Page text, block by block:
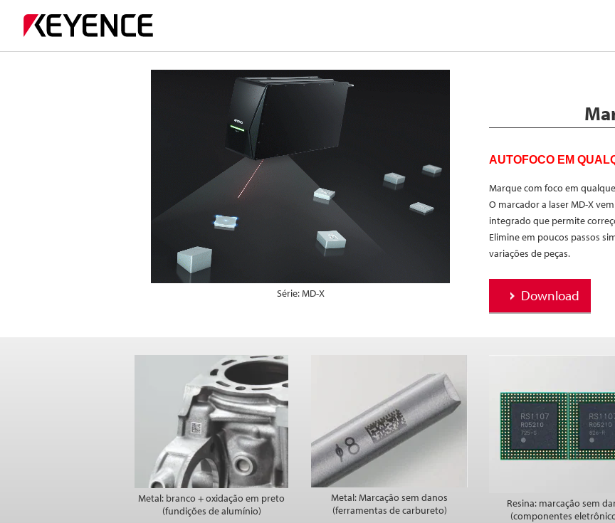
Série: MD-X
AUTOFOCO EM
Marque com foco em
O marcador a laser MD-X
integrado que permite
Elimine em poucos passos
variações de peças.
Download
Metal: branco + oxidação em preto
(fundições de alumínio)
Metal: Marcação sem danos
(ferramentas de carbureto)
Resina: marcação sem
(componentes